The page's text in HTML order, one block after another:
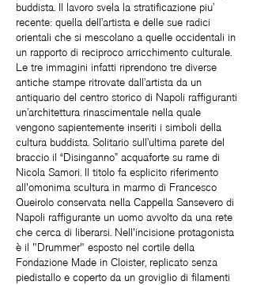
buddista. Il lavoro svela la stratificazione piu’
recente: quella dell’artista e delle sue radici
orientali che si mescolano a quelle occidentali in
un rapporto di reciproco arricchimento culturale.
Le tre immagini infatti riprendono tre diverse
antiche stampe ritrovate dall’artista da un
antiquario del centro storico di Napoli raffiguranti
un’architettura rinascimentale nella quale
vengono sapientemente inseriti i simboli della
cultura buddista. Solitario sull’ultima parete del
braccio il “Disinganno” acquaforte su rame di
Nicola Samori. Il titolo fa esplicito riferimento
all'omonima scultura in marmo di Francesco
Queirolo conservata nella Cappella Sansevero di
Napoli raffigurante un uomo avvolto da una rete
che cerca di liberarsi. Nell'incisione protagonista
è il "Drummer" esposto nel cortile della
Fondazione Made in Cloister, replicato senza
piedistallo e coperto da un groviglio di filamenti